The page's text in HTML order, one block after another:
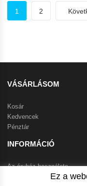
1 2
VÁSÁRLÁSOM
Kosár
Kedvencek
Pénztár
INFORMÁCIÓ
Az áruház használata
Szállítási feltételekEz a